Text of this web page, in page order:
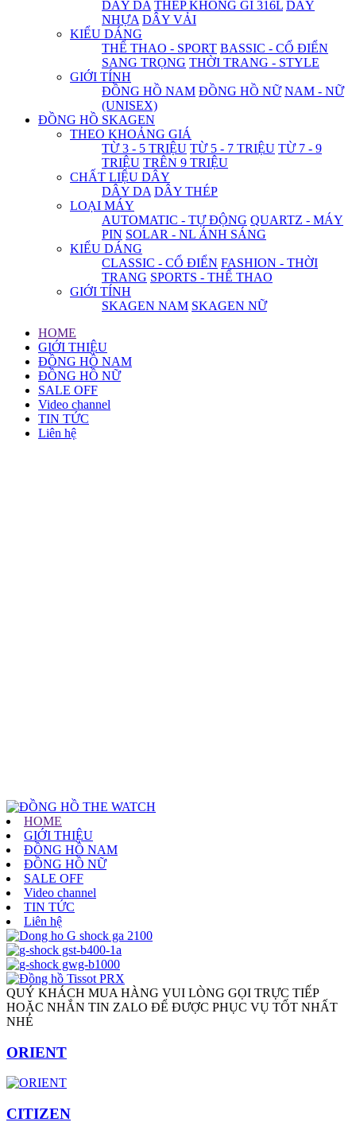
DÂY DA THÉP KHÔNG GỈ 316L DÂY
NHỰA DÂY VẢI
KIỂU DÁNG
THỂ THAO - SPORT BASSIC - CỔ ĐIỂN
SANG TRỌNG THỜI TRANG - STYLE
GIỚI TÍNH
ĐỒNG HỒ NAM ĐỒNG HỒ NỮ NAM - NỮ
(UNISEX)
ĐỒNG HỒ SKAGEN
THEO KHOẢNG GIÁ
TỪ 3 - 5 TRIỆU TỪ 5 - 7 TRIỆU TỪ 7 - 9
TRIỆU TRÊN 9 TRIỆU
CHẤT LIỆU DÂY
DÂY DA DÂY THÉP
LOẠI MÁY
AUTOMATIC - TỰ ĐỘNG QUARTZ - MÁY
PIN SOLAR - NL ÁNH SÁNG
KIỂU DÁNG
CLASSIC - CỔ ĐIỂN FASHION - THỜI
TRANG SPORTS - THỂ THAO
GIỚI TÍNH
SKAGEN NAM SKAGEN NỮ
HOME
GIỚI THIỆU
ĐỒNG HỒ NAM
ĐỒNG HỒ NỮ
SALE OFF
Video channel
TIN TỨC
Liên hệ
HOME
GIỚI THIỆU
ĐỒNG HỒ NAM
ĐỒNG HỒ NỮ
SALE OFF
Video channel
TIN TỨC
Liên hệ
QUÝ KHÁCH MUA HÀNG VUI LÒNG GỌI TRỰC TIẾP
HOẶC NHẮN TIN ZALO ĐỂ ĐƯỢC PHỤC VỤ TỐT NHẤT
NHÉ
ORIENT
CITIZEN